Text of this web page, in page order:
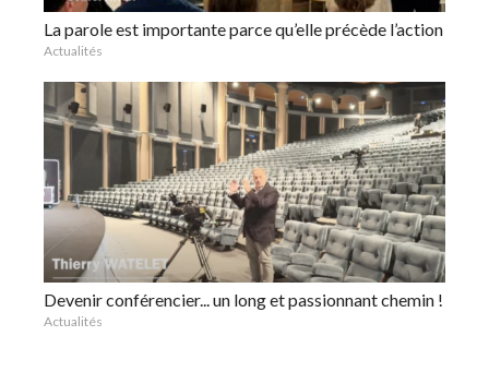
La parole est importante parce qu’elle précède l’action
Actualités
Devenir conférencier... un long et passionnant chemin !
Actualités